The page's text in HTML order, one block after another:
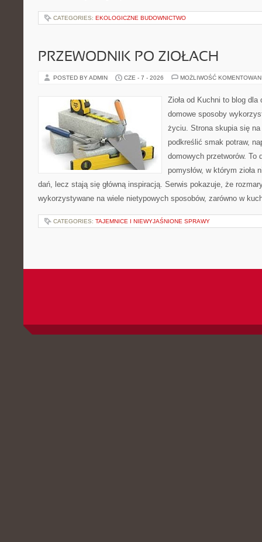
CATEGORIES: EKOLOGICZNE BUDOWNICTWO
PRZEWODNIK PO ZIOŁACH
POSTED BY ADMIN CZE - 7 - 2026 MOŻLIWOŚĆ
Zioła od Kuchni to blog dla
domowe sposoby
życiu. Strona skupia się
podkreślić smak potraw,
domowych przetworów. To
pomysłów, w którym zioła
dań, lecz stają się główną inspiracją. Serwis pokazuje, że
wykorzystywane na wiele nietypowych sposobów, zarówno w
CATEGORIES: TAJEMNICE I NIEWYJAŚNIONE SPRAWY